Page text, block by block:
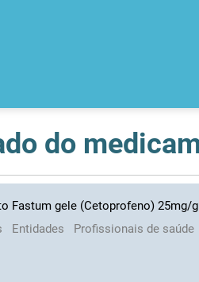
Fastum gele (Cetoprofeno) 25mg/g
Entidades Profissionais de saúde